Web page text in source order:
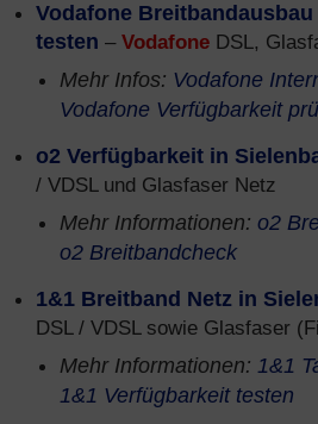
Vodafone
testen – Vodafone DSL,
Mehr Infos: Vodafone
Vodafone Verfügbarkeit
o2 Verfügbarkeit in
/ VDSL und Glasfaser Netz
Mehr Informationen: o2
o2 Breitbandcheck
1&1 Breitband Netz in
DSL / VDSL sowie Glasfaser
Mehr Informationen: 1&1
1&1 Verfügbarkeit testen